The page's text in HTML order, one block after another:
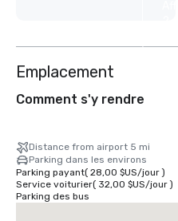
Emplacement
Comment s'y rendre
Distance from airport 5 mi
Parking dans les environs
Parking payant( 28,00 $US/jour)
Service voiturier( 32,00 $US/jour)
Parking des bus